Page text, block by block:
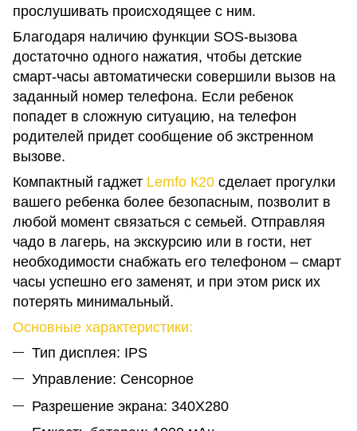
прослушивать происходящее с ним.
Благодаря наличию функции SOS-вызова
достаточно одного нажатия, чтобы детские
смарт-часы автоматически совершили вызов на
заданный номер телефона. Если ребенок
попадет в сложную ситуацию, на телефон
родителей придет сообщение об экстренном
вызове.
Компактный гаджет Lemfo К20 сделает прогулки
вашего ребенка более безопасным, позволит в
любой момент связаться с семьей. Отправляя
чадо в лагерь, на экскурсию или в гости, нет
необходимости снабжать его телефоном – смарт
часы успешно его заменят, и при этом риск их
потерять минимальный.
Основные характеристики:
Тип дисплея: IPS
Управление: Сенсорное
Разрешение экрана: 340X280